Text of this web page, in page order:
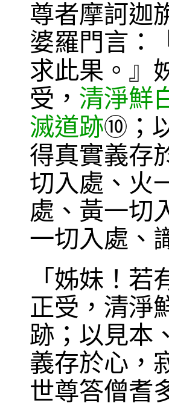
尊者摩訶迦
婆羅門言：
求此果。』
受， 清淨鮮
滅道跡⑩ ；
得真實義存
切入處、火
處、黃一切
一切入處、
「姊妹！
正受，清淨
跡；以見本
義存於心，
世尊答僧耆